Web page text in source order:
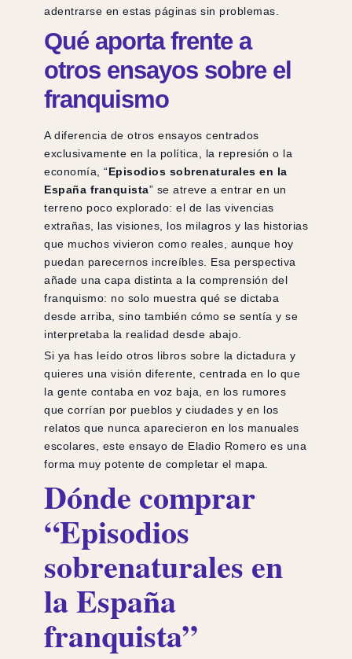
adentrarse en estas páginas sin problemas.
Qué aporta frente a
otros ensayos sobre el
franquismo
A diferencia de otros ensayos centrados
exclusivamente en la política, la represión o la
economía, “Episodios sobrenaturales en la
España franquista” se atreve a entrar en un
terreno poco explorado: el de las vivencias
extrañas, las visiones, los milagros y las historias
que muchos vivieron como reales, aunque hoy
puedan parecernos increíbles. Esa perspectiva
añade una capa distinta a la comprensión del
franquismo: no solo muestra qué se dictaba
desde arriba, sino también cómo se sentía y se
interpretaba la realidad desde abajo.
Si ya has leído otros libros sobre la dictadura y
quieres una visión diferente, centrada en lo que
la gente contaba en voz baja, en los rumores
que corrían por pueblos y ciudades y en los
relatos que nunca aparecieron en los manuales
escolares, este ensayo de Eladio Romero es una
forma muy potente de completar el mapa.
Dónde comprar
“Episodios
sobrenaturales en
la España
franquista”